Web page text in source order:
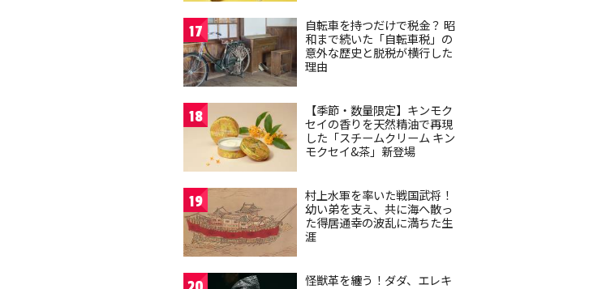
17
自転車を持つだけで税金？ 昭
和まで続いた「自転車税」の
意外な歴史と脱税が横行した
理由
18
【季節・数量限定】キンモク
セイの香りを天然精油で再現
した「スチームクリーム キン
モクセイ&茶」新登場
19
村上水軍を率いた戦国武将！
幼い弟を支え、共に海へ散っ
た得居通幸の波乱に満ちた生
涯
怪獣革を纏う！ダダ、エレキ